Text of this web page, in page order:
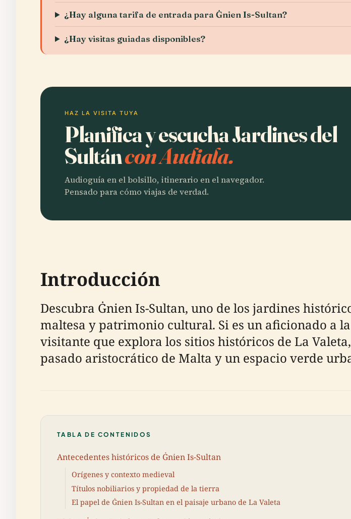
¿Hay alguna tarifa de entrada para Ġnien Is-Sultan?
¿Hay visitas guiadas disponibles?
HAZ LA VISITA TUYA
Planifica y escucha Jardines del
Sultáncon Audiala.
Audioguía en el bolsillo, itinerario en el navegador.
Pensado para cómo viajas de verdad.
Introducción
Descubra Ġnien Is-Sultan, uno de los jardines
maltesa y patrimonio cultural. Si es un aficionado a
visitante que explora los sitios históricos de La
pasado aristocrático de Malta y un espacio verde
TABLA DE CONTENIDOS
Antecedentes históricos de Ġnien Is-Sultan
Orígenes y contexto medieval
Títulos nobiliarios y propiedad de la tierra
El papel de Ġnien Is-Sultan en el paisaje urbano de La Valeta